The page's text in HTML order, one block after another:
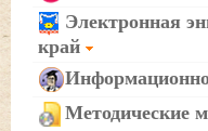
Электронная
край
Методические